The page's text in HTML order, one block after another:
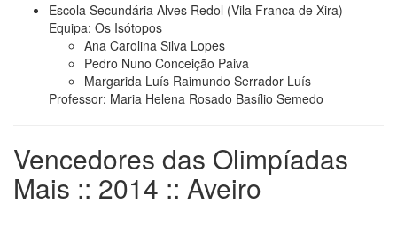
Escola Secundária Alves Redol (Vila Franca de Xira)
Equipa: Os Isótopos
Ana Carolina Silva Lopes
Pedro Nuno Conceição Paiva
Margarida Luís Raimundo Serrador Luís
Professor: Maria Helena Rosado Basílio Semedo
Vencedores das Olimpíadas
Mais :: 2014 :: Aveiro